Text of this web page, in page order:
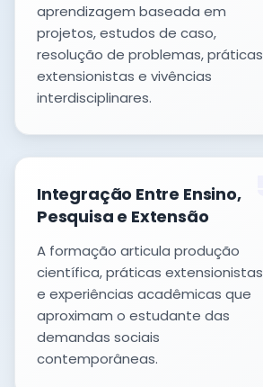
aprendizagem baseada em
projetos, estudos de caso,
resolução de problemas, práticas
extensionistas e vivências
interdisciplinares.
Integração Entre Ensino,
Pesquisa e Extensão
A formação articula produção
científica, práticas extensionistas
e experiências acadêmicas que
aproximam o estudante das
demandas sociais
contemporâneas.